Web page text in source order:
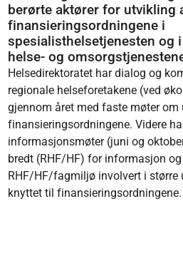
berørte aktører for utvikling
finansieringsordningene i
spesialisthelsetjenesten og
helse- og
Helsedirektoratet har dialog og
regionale helseforetakene (ved
gjennom året med faste møter
finansieringsordningene. Videre
informasjonsmøter (juni og
bredt (RHF/HF) for informasjon
RHF/HF/fagmiljø involvert i større
knyttet til finansieringsordningene.